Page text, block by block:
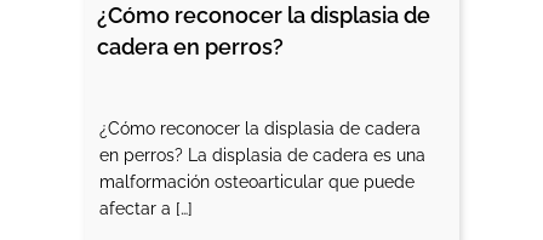
¿Cómo reconocer la displasia de
cadera en perros?
¿Cómo reconocer la displasia de cadera
en perros? La displasia de cadera es una
malformación osteoarticular que puede
afectar a […]